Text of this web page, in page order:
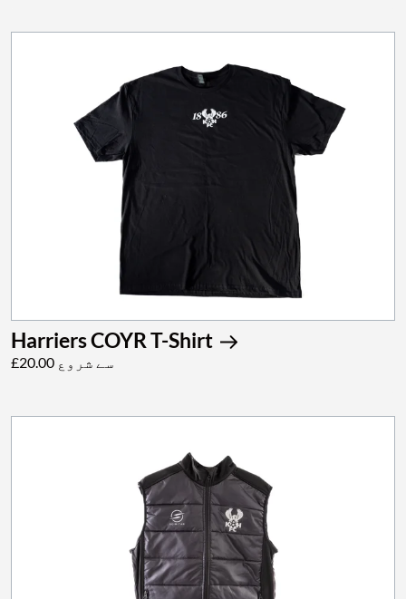
Harriers COYR T-Shirt
£20.00 سے شروع